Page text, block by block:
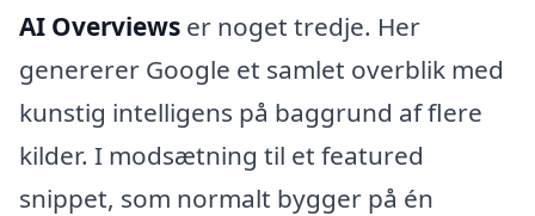
AI Overviews er noget tredje. Her
genererer Google et samlet overblik med
kunstig intelligens på baggrund af flere
kilder. I modsætning til et featured
snippet, som normalt bygger på én